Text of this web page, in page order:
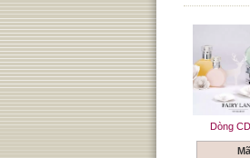
Dòng